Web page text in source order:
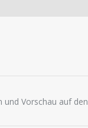
und Vorschau auf den